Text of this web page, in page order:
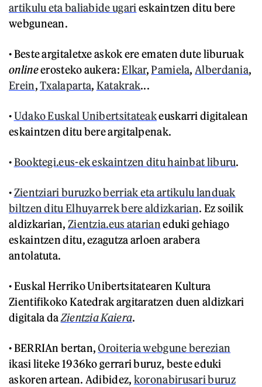
artikulu eta baliabide ugari eskaintzen ditu bere
webgunean.
• Beste argitaletxe askok ere ematen dute liburuak
onlineerosteko aukera:Elkar,Pamiela, Alberdania,
Erein,Txalaparta, Katakrak...
•Udako Euskal Unibertsitateakeuskarri digitalean
eskaintzen ditu bere argitalpenak.
•Booktegi.eus-ek eskaintzen ditu hainbat liburu.
•Zientziari buruzko berriak eta artikulu landuak
biltzen ditu Elhuyarrek bere aldizkarian. Ez soilik
aldizkarian, Zientzia.eus atarianeduki gehiago
eskaintzen ditu, ezagutza arloen arabera
antolatuta.
• Euskal Herriko Unibertsitatearen Kultura
Zientifikoko Katedrak argitaratzen duen aldizkari
digitala daZientzia Kaiera.
• BERRIAn bertan,Oroiteria webgune berezian
ikasi liteke 1936ko gerrari buruz, beste eduki
askoren artean. Adibidez, koronabirusari buruz